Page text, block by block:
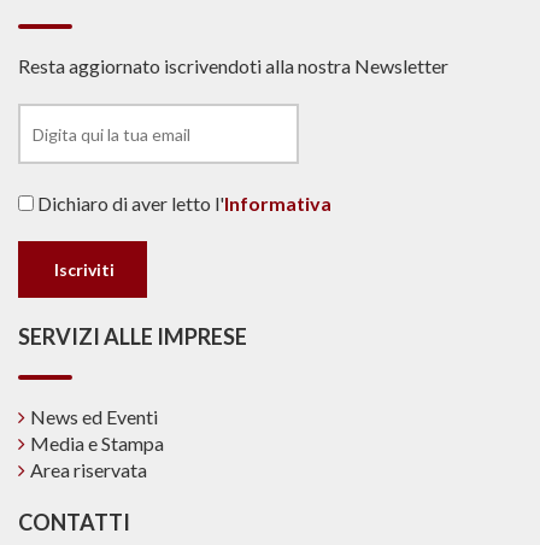
Resta aggiornato iscrivendoti alla nostra Newsletter
Dichiaro di aver letto l'Informativa
SERVIZI ALLE IMPRESE
News ed Eventi
Media e Stampa
Area riservata
CONTATTI